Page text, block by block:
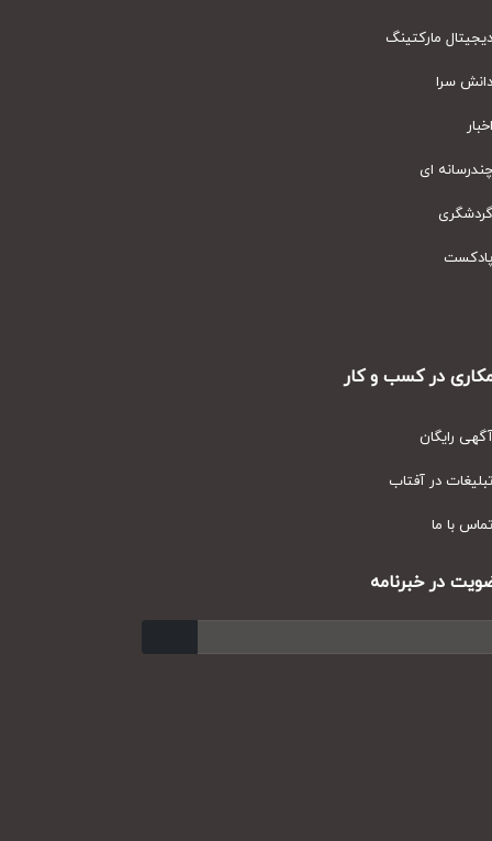
مارکتینگ
سرا
ای
در کسب و کار
رایگان
در آفتاب
با ما
در خبرنامه